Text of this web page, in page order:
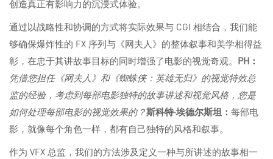
创造真正有影响力的沉浸式体验。
通过以战略性和协调的方式将实际效果与 CGI 相结合，我们能
够确保爆炸性的 FX 序列与《网夫人》的整体叙事和美学相得益
彰，在忠于其讲故事目标的同时增强了电影的视觉奇观。 PH：
凭借您担任《网夫人》和《蜘蛛侠：英雄无归》的视觉特效总
监的经验，考虑到每部电影独特的故事讲述和视觉风格，您是
如何处理每部电影的视觉效果的？斯科特·埃德尔斯坦： 每部电
影，就像每个角色一样，都有自己独特的风格和叙事。
作为 VFX 总监，我们的方法涉及定义一种与所讲述的故事相一